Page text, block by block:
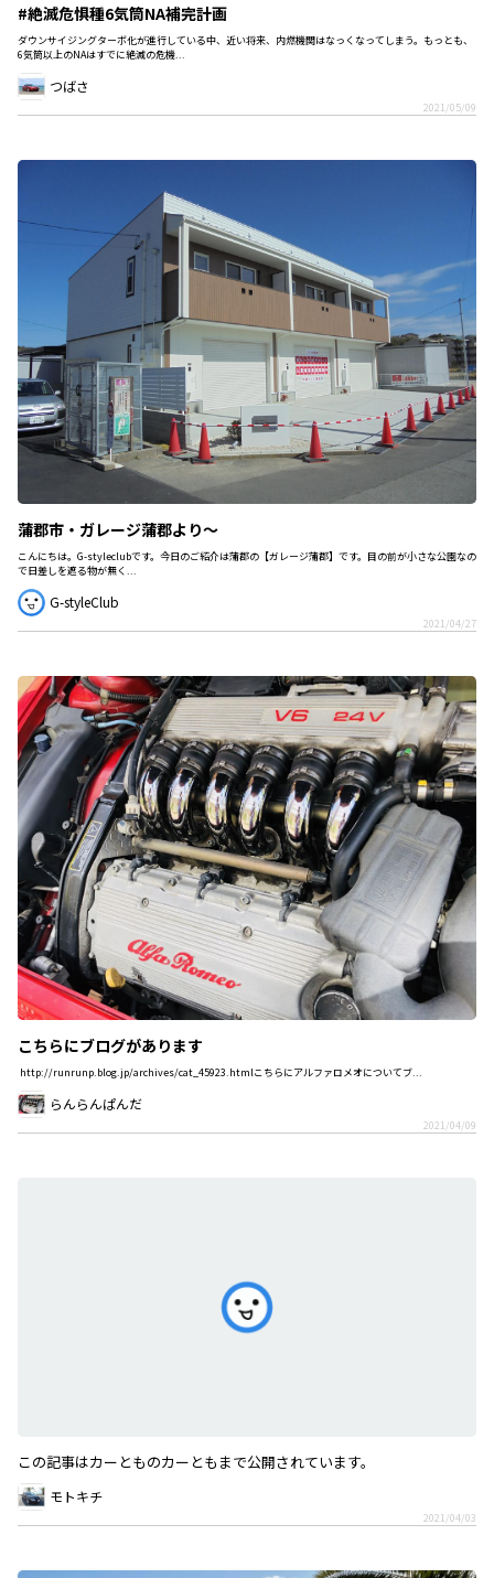
#絶滅危惧種6気筒NA補完計画
ダウンサイジングターボ化が進行している中、近い将来、内燃機関はなっくなってしまう。もっとも、
6気筒以上のNAはすでに絶滅の危機...
つばさ
2021/05/09
蒲郡市・ガレージ蒲郡より～
こんにちは。G-styleclubです。今日のご紹介は蒲郡の【ガレージ蒲郡】です。目の前が小さな公園なの
で日差しを遮る物が無く...
G-styleClub
2021/04/27
こちらにブログがあります
http://runrunp.blog.jp/archives/cat_45923.htmlこちらにアルファロメオについてブ...
らんらんぱんだ
2021/04/09
この記事はカーとものカーともまで公開されています。
モトキチ
2021/04/03